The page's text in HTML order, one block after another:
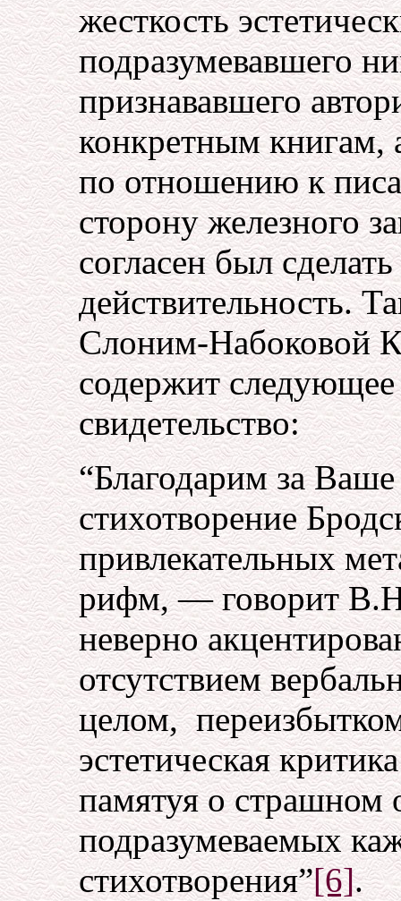
жесткость
подразумевавшего
признававшего
конкретным
по отношению к
сторону железного
согласен был
действительность.
Слоним-Набоковой
содержит
свидетельство:
“Благодарим за
стихотворение
привлекательных
рифм, — говорит
неверно
отсутствием
целом,
эстетическая
памятуя о страшном
подразумеваемых
стихотворения”[6].